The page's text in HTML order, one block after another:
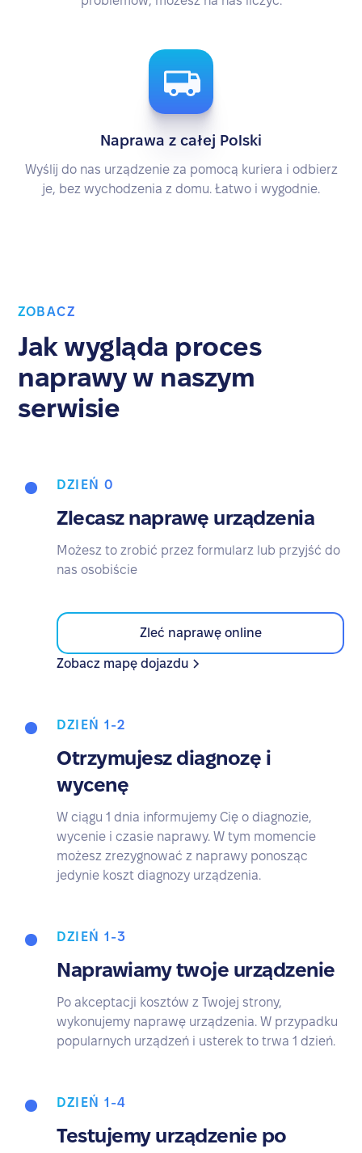
Naprawa z całej Polski
Wyślij do nas urządzenie za pomocą kuriera i odbierz
je, bez wychodzenia z domu. Łatwo i wygodnie.
ZOBACZ
Jak wygląda proces
naprawy w naszym
serwisie
DZIEŃ 0
Zlecasz naprawę urządzenia
Możesz to zrobić przez formularz lub przyjść do
nas osobiście
Zleć naprawę online
Zobacz mapę dojazdu
DZIEŃ 1-2
Otrzymujesz diagnozę i
wycenę
W ciągu 1 dnia informujemy Cię o diagnozie,
wycenie i czasie naprawy. W tym momencie
możesz zrezygnować z naprawy ponosząc
jedynie koszt diagnozy urządzenia.
DZIEŃ 1-3
Naprawiamy twoje urządzenie
Po akceptacji kosztów z Twojej strony,
wykonujemy naprawę urządzenia. W przypadku
popularnych urządzeń i usterek to trwa 1 dzień.
DZIEŃ 1-4
Testujemy urządzenie po